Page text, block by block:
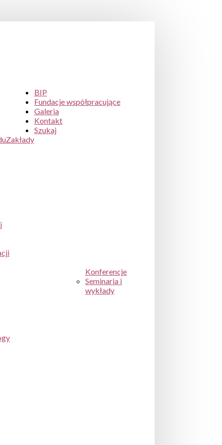
Zakłady
Konferencje
Seminaria i
wykłady
BIP
Fundacje współpracujące
Galeria
Kontakt
Szukaj